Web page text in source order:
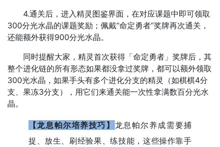
4.通关后，进入精灵图鉴界面，在对应课题中即可领取
300分光水晶的课题奖励；佩戴“命定勇者”奖牌再次通关，
还能额外获得900分光水晶。
同时提醒大家，精灵首次获得「命定勇者」奖牌后，其
整个进化链的所有形态如果都没拿过奖牌，都可以额外领取
300光水晶，如果手头有多个进化分支的精灵（如棋棋4分
支、果冻3分支），用它们来通关能一次性拿满数百分光水
晶。
【龙息帕尔培养技巧】 龙息帕尔养成需要捕
捉、放生、刷经验果、练技能，这些操作靠手